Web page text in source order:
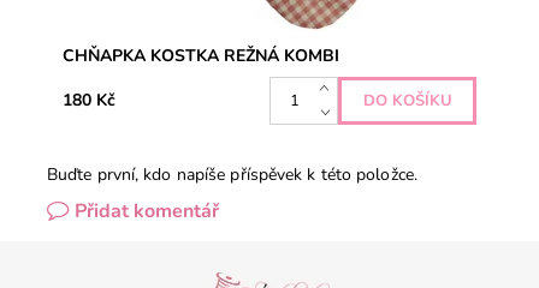
CHŇAPKA KOSTKA REŽNÁ KOMBI
180 Kč
Buďte první, kdo napíše příspěvek k této položce.
Přidat komentář